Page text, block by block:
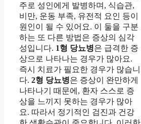
주로 성인에게 발병하며, 식습관,
비만, 운동 부족, 유전적 요인 등이
원인이 될 수 있어요. 이 둘을 구분
하는 또 다른 방법은 증상의 심각
성입니다. 1형 당뇨병은 급격한 증
상으로 나타나는 경우가 많아요.
즉시 치료가 필요한 경우가 많습니
다. 2형 당뇨병은 증상이 완만하게
나타나기 때문에, 환자 스스로 증
상을 느끼지 못하는 경우가 많아
요. 따라서 정기적인 검진과 건강